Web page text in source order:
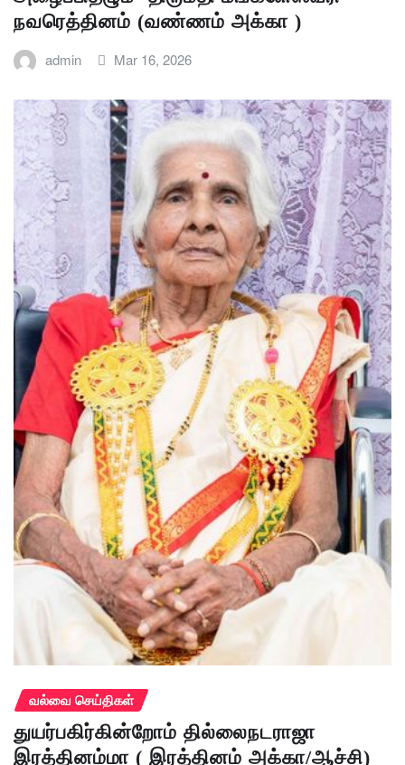
நவரெத்தினம் (வண்ணம் அக்கா )
admin Mar 16, 2026
வல்வை செய்திகள்
துயர்பகிர்கின்றோம் தில்லைநடராஜா
இரத்தினம்மா ( இரத்தினம் அக்கா/ஆச்சி)